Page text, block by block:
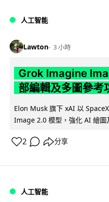
人工智能
Lawton 3 小時
Grok Imagine
部編輯及多圖參考
Elon Musk 旗下 xAI 以
Image 2.0 模型，強化 AI 繪圖
2 分享
人工智能